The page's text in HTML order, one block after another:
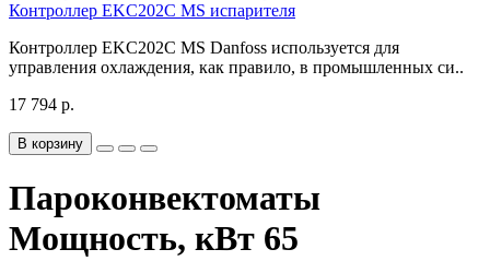
Контроллер EKC202C MS испарителя
Контроллер EKC202C MS Danfoss используется для
управления охлаждения, как правило, в промышленных си..
17 794 р.
В корзину
Пароконвектоматы
Мощность, кВт 65